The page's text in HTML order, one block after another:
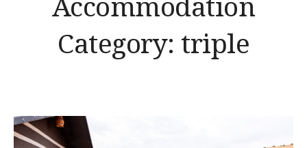
Category: triple